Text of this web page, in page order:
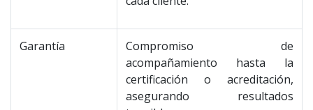
Garantía
Compromiso de
acompañamiento hasta la
certificación o acreditación,
asegurando resultados